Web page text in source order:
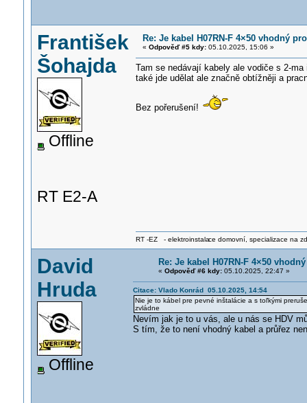
František
Šohajda
Offline
RT E2-A
Re: Je kabel H07RN-F 4×50 vhodný
« Odpověď #5 kdy:05.10.2025, 15:06 »
Tam se nedávají kabely ale vodiče s 2-
také jde udělat ale značně obtížněji a
Bez pořerušení!
RT -EZ - elektroinstalace domovní, specializace na
David
Hruda
Offline
Re: Je kabel H07RN-F 4×50
« Odpověď #6 kdy:05.10.2025, 22:47 »
Citace: Vlado Konrád 05.10.2025, 14:54
Nie je to kábel pre pevné inštalácie a s toľkými
zvládne
Nevím jak je to u vás, ale u nás se HDV
S tím, že to není vhodný kabel a průřez